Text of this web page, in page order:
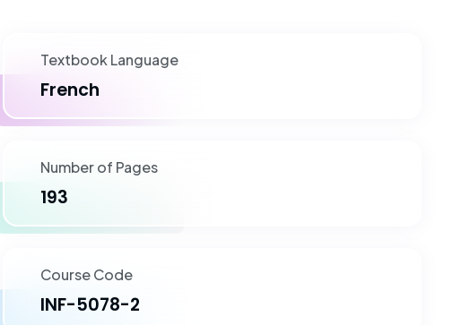
Textbook Language
French
Number of Pages
193
Course Code
INF-5078-2